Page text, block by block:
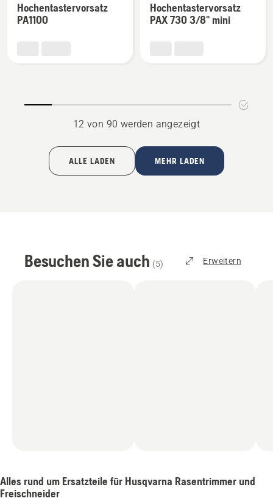
zu
Hochentastervorsatz
Trimmer und -Motorsensen
Hochentastervorsatz
PA1100
zu
Hochentastervorsatz
Trimmer und -Motorsensen
Hochentastervorsatz
PAX 730 3/8" mini
12 von 90 werden angezeigt
ALLE LADEN MEHR LADEN
Besuchen Sie auch (5) Erweitern
Alles rund um Ersatzteile für Husqvarna Rasentrimmer und
Freischneider